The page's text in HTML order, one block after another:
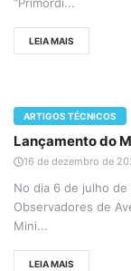
LEIA MAIS
ARTIGOS TÉCNICOS
Lançamento do
16 de dezembro de
No dia 6 de julho
Observadores de
Mini...
LEIA MAIS